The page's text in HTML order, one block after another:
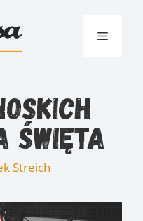
Menu
Święta
Streich